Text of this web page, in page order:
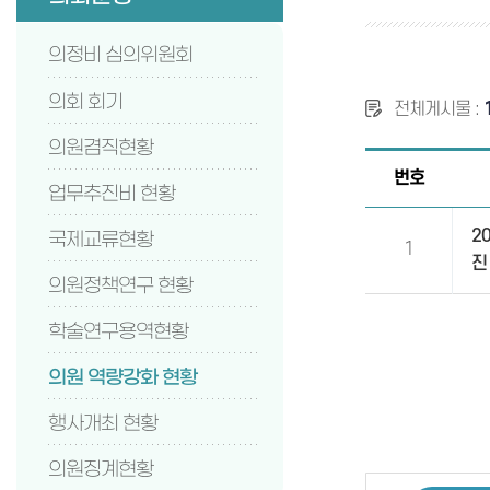
의정비 심의위원회
의회 회기
의원겸직현황
업무추진비 현황
국제교류현황
의원정책연구 현황
학술연구용역현황
의원 역량강화 현황
행사개최 현황
의원징계현황
전체게시물 :
번호
1